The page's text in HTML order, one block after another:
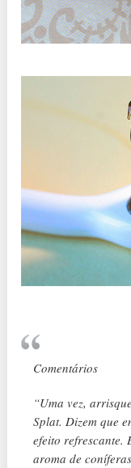
Comentários
“Uma vez,
Splat. Dizem que
efeito refrescante.
aroma de